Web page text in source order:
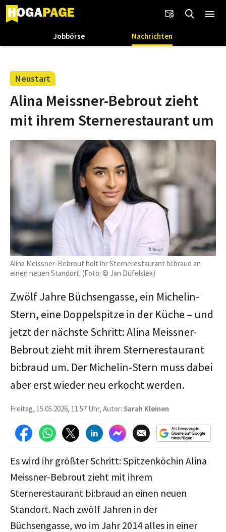
Jobbörse Nachrichten
Neustart
Alina Meissner-Bebrout zieht
mit ihrem Sternerestaurant um
Alina Meissner-Bebrout holt ihr Sternerestaurant bi:braud an
einen neuen Standort. (Foto: © Jan Düfelsiek)
Zwölf Jahre Büchsengasse, ein Michelin-
Stern, eine Doppelspitze in der Küche – und
jetzt der nächste Schritt: Alina Meissner-
Bebrout zieht mit ihrem Sternerestaurant
bi:braud um. Der Michelin-Stern muss dabei
aber erst wieder neu erkocht werden.
Freitag, 15.05.2026, 11:57 Uhr, Autor: Sarah Kleinen
Es wird ihr größter Schritt: Spitzenköchin Alina
Meissner-Bebrout zieht mit ihrem
Sternerestaurant bi:braud an einen neuen
Standort. Nach zwölf Jahren in der
Büchsengasse, wo im Jahr 2014 alles in einer